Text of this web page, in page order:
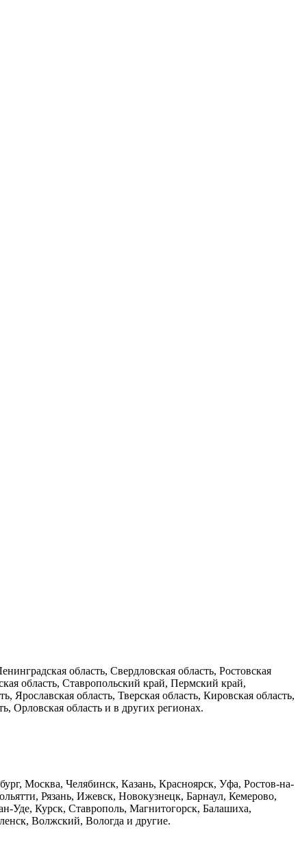
область, Свердловская область, Ростовская
область, Ставропольский край, Пермский край,
Ярославская область, Тверская область, Кировская область,
Орловская область и в других регионах.
Москва, Челябинск, Казань, Красноярск, Уфа, Ростов-на-
Рязань, Ижевск, Новокузнецк, Барнаул, Кемерово,
Уде, Курск, Ставрополь, Магнитогорск, Балашиха,
Волжский, Вологда и другие.